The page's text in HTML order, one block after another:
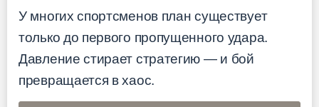
У многих спортсменов план существует
только до первого пропущенного удара.
Давление стирает стратегию — и бой
превращается в хаос.